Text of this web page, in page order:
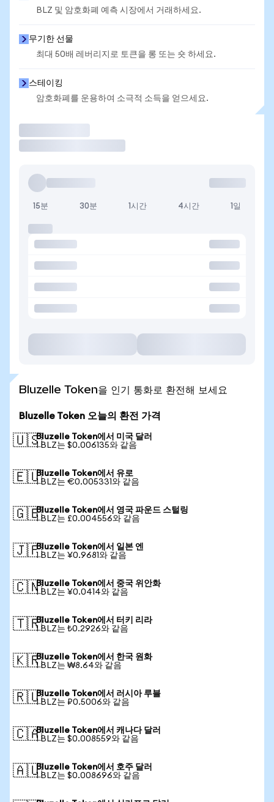
BLZ 및 암호화폐 예측 시장에서 거래하세요.
무기한 선물
최대 50배 레버리지로 토큰을 롱 또는 숏 하세요.
스테이킹
암호화폐를 운용하여 소극적 소득을 얻으세요.
15분 30분 1시간 4시간 1일
Bluzelle Token을 인기 통화로 환전해 보세요
Bluzelle Token 오늘의 환전 가격
🇺🇸Bluzelle Token에서 미국 달러
1 BLZ는 $0.006135와 같음
🇪🇺Bluzelle Token에서 유로
1 BLZ는 €0.005331와 같음
🇬🇧Bluzelle Token에서 영국 파운드 스털링
1 BLZ는 £0.004556와 같음
🇯🇵Bluzelle Token에서 일본 엔
1 BLZ는 ¥0.9681와 같음
🇨🇳Bluzelle Token에서 중국 위안화
1 BLZ는 ¥0.0414와 같음
🇹🇷Bluzelle Token에서 터키 리라
1 BLZ는 ₺0.2926와 같음
🇰🇷Bluzelle Token에서 한국 원화
1 BLZ는 ₩8.64와 같음
🇷🇺Bluzelle Token에서 러시아 루블
1 BLZ는 ₽0.5006와 같음
🇨🇦Bluzelle Token에서 캐나다 달러
1 BLZ는 $0.008559와 같음
🇦🇺Bluzelle Token에서 호주 달러
1 BLZ는 $0.008696와 같음